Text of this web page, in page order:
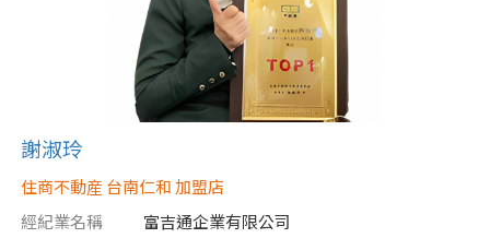
謝淑玲
住商不動産 台南仁和 加盟店
經紀業名稱
富吉通企業有限公司